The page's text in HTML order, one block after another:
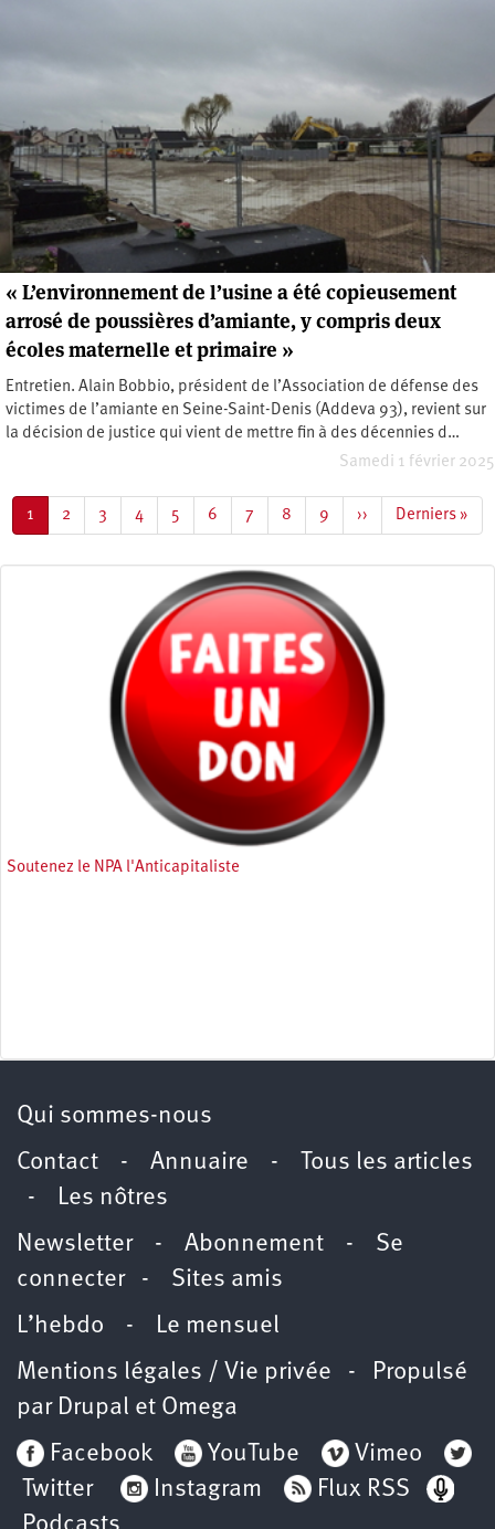
« L’environnement de l’usine a été copieusement
arrosé de poussières d’amiante, y compris deux
écoles maternelle et primaire »
Entretien. Alain Bobbio, président de l’Association de défense des
victimes de l’amiante en Seine-Saint-Denis (Addeva 93), revient sur
la décision de justice qui vient de mettre fin à des décennies d…
Samedi 1 février 2025
Page
courante
1 Page
2 Page
3 Page
4 Page
5 Page
6 Page
7 Page
8 Page
9
Page
suivante
››
Dernière
page
Derniers »
Soutenez le NPA l'Anticapitaliste
Qui sommes-nous
Contact - Annuaire - Tous les articles
-
Les nôtres
Newsletter- Abonnement - Se
connecter- Sites amis
L’hebdo -
Le mensuel
Mentions légales / Vie privée - Propulsé
par Drupal et Omega
Facebook
YouTube
Vimeo
Twitter
Instagram
Flux RSS